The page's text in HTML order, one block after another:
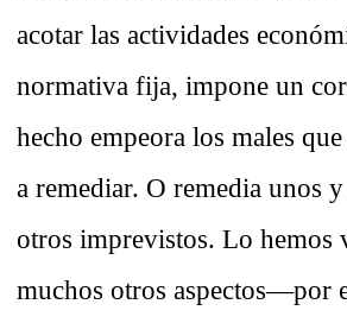
acotar las actividades
normativa fija, impone un
hecho empeora los males
a remediar. O remedia unos
otros imprevistos. Lo hemos
muchos otros aspectos—por